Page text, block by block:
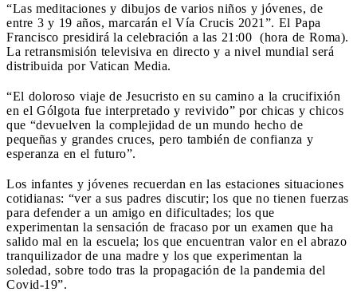
“Las meditaciones y dibujos de varios niños y jóvenes, de
entre 3 y 19 años, marcarán el Vía Crucis 2021”. El Papa
Francisco presidirá la celebración a las 21:00 (hora de Roma).
La retransmisión televisiva en directo y a nivel mundial será
distribuida por Vatican Media.
“El doloroso viaje de Jesucristo en su camino a la crucifixión
en el Gólgota fue interpretado y revivido” por chicas y chicos
que “devuelven la complejidad de un mundo hecho de
pequeñas y grandes cruces, pero también de confianza y
esperanza en el futuro”.
Los infantes y jóvenes recuerdan en las estaciones situaciones
cotidianas: “ver a sus padres discutir; los que no tienen fuerzas
para defender a un amigo en dificultades; los que
experimentan la sensación de fracaso por un examen que ha
salido mal en la escuela; los que encuentran valor en el abrazo
tranquilizador de una madre y los que experimentan la
soledad, sobre todo tras la propagación de la pandemia del
Covid-19”.